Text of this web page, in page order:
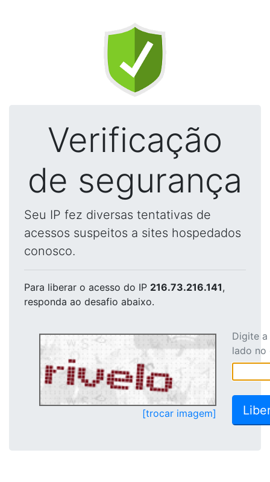
Verificação
de segurança
Seu IP fez diversas tentativas de
acessos suspeitos a sites hospedados
conosco.
Para liberar o acesso do IP 216.73.216.141,
responda ao desafio abaixo.
[trocar imagem]
Digite
lado no